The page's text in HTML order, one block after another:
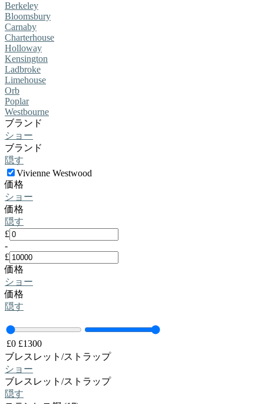
Berkeley
Bloomsbury
Carnaby
Charterhouse
Holloway
Kensington
Ladbroke
Limehouse
Orb
Poplar
Westbourne
ブランド
ショー
ブランド
隠す
Vivienne Westwood
価格
ショー
価格
隠す
£
-
£
価格
ショー
価格
隠す
£0 £1300
ブレスレット/ストラップ
ショー
ブレスレット/ストラップ
隠す